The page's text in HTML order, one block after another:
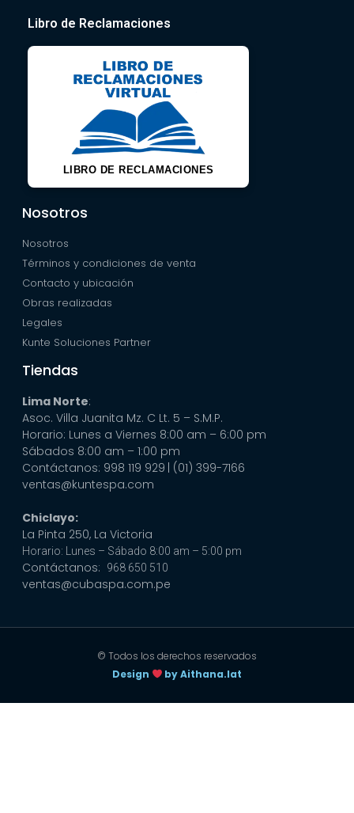
Libro de Reclamaciones
LIBRO DE RECLAMACIONES
Nosotros
Nosotros
Términos y condiciones de venta
Contacto y ubicación
Obras realizadas
Legales
Kunte Soluciones Partner
Tiendas
Lima Norte:
Asoc. Villa Juanita Mz. C Lt. 5 – S.M.P.
Horario: Lunes a Viernes 8:00 am – 6:00 pm
Sábados 8:00 am – 1:00 pm
Contáctanos: 998 119 929 | (01) 399-7166
ventas@kuntespa.com
Chiclayo:
La Pinta 250, La Victoria
Horario: Lunes – Sábado 8:00 am – 5:00 pm
Contáctanos: 968 650 510
ventas@cubaspa.com.pe
© Todos los derechos reservados
Design
by Aithana.lat